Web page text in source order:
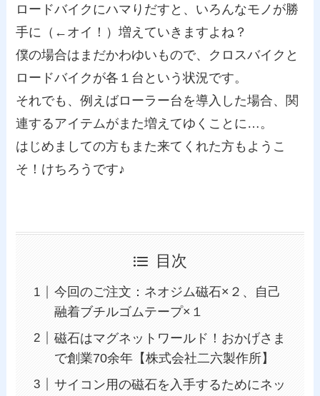
ロードバイクにハマりだすと、いろんなモノが勝
手に（←オイ！）増えていきますよね？
僕の場合はまだかわゆいもので、クロスバイクと
ロードバイクが各１台という状況です。
それでも、例えばローラー台を導入した場合、関
連するアイテムがまた増えてゆくことに…。
はじめましての方もまた来てくれた方もようこ
そ！けちろうです♪
目次
今回のご注文：ネオジム磁石×２、自己
融着ブチルゴムテープ×１
磁石はマグネットワールド！おかげさま
で創業70余年【株式会社二六製作所】
サイコン用の磁石を入手するためにネッ